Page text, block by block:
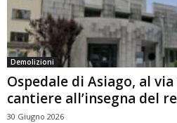
Demolizioni
Ospedale di Asiago, al
cantiere all’insegna del
30 Giugno 2026